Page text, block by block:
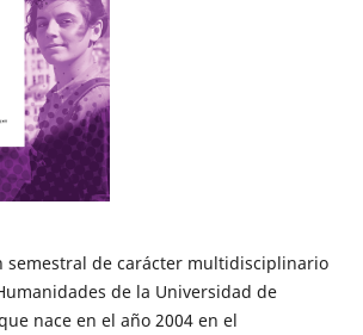
semestral de carácter multidisciplinario
de la Universidad de
nace en el año 2004 en el